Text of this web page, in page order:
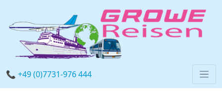
📞 +49 (0)7731-976 444